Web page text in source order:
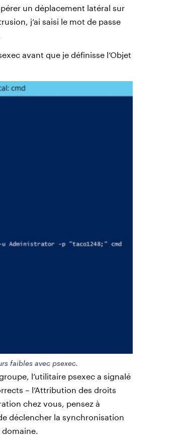
un déplacement latéral sur
j’ai saisi le mot de passe
avant que je définisse l’Objet
faibles avec psexec.
l’utilitaire psexec a signalé
– l’Attribution des droits
chez vous, pensez à
déclencher la synchronisation
domaine.